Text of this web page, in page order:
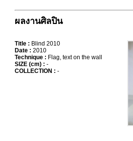
ผลงานศิลปิน
Title : Blind 2010
Date : 2010
Technique : Flag, text on the wall
SIZE (cm) : -
COLLECTION : -